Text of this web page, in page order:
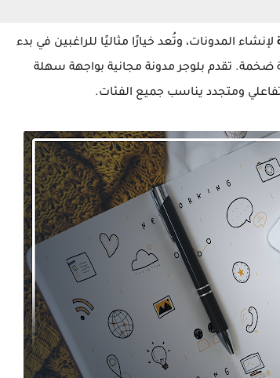
لإنشاء المدونات، وتُعد خيارًا مثاليًا للراغبين في بدء
ضخمة. تقدم بلوجر مدونة مجانية بواجهة سهلة
ومتجدد يناسب جميع الفئات.